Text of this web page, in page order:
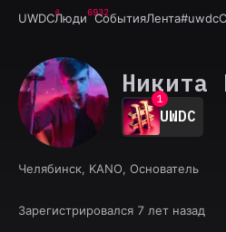
UWDCЛюди6932
СобытияЛента#uwdc
Никита
0
1
2
3
5
7
UWDC
Челябинск, KANO, Основатель
Зарегистрировался 7 лет назад